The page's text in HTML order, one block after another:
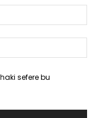
sefere bu